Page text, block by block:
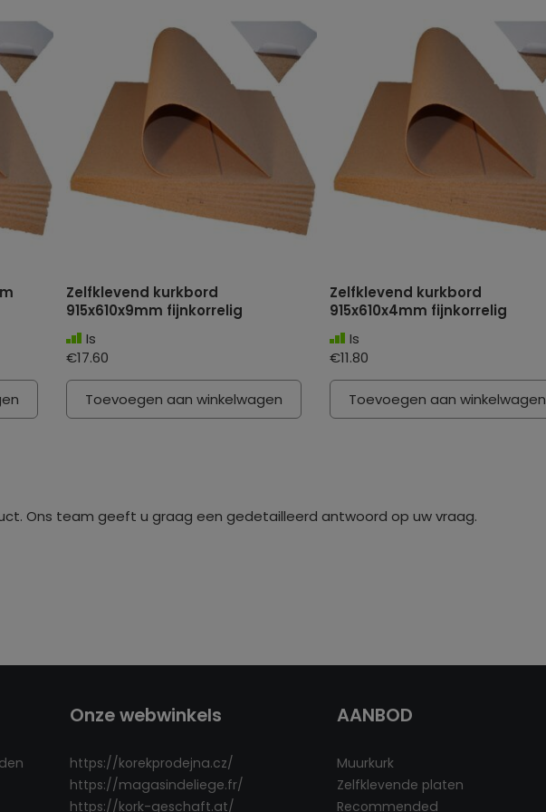
Zelfklevend kurkbord
915x610x9mm fijnkorrelig
Is
€17.60
Toevoegen aan winkelwagen
Zelfklevend kurkbord
915x610x4mm fijnkorrelig
Is
€11.80
Toevoegen aan winkelwagen
Ons team geeft u graag een gedetailleerd antwoord op uw vraag.
Onze webwinkels
https://korekprodejna.cz/
https://magasindeliege.fr/
https://kork-geschaft.at/
AANBOD
Muurkurk
Zelfklevende platen
Recommended